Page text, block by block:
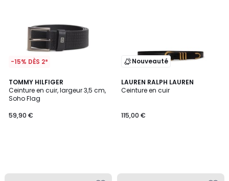
-15% DÈS 2*
TOMMY HILFIGER
Ceinture en cuir, largeur 3,5 cm,
Soho Flag
59,90 €
Nouveauté
LAUREN RALPH LAUREN
Ceinture en cuir
115,00 €